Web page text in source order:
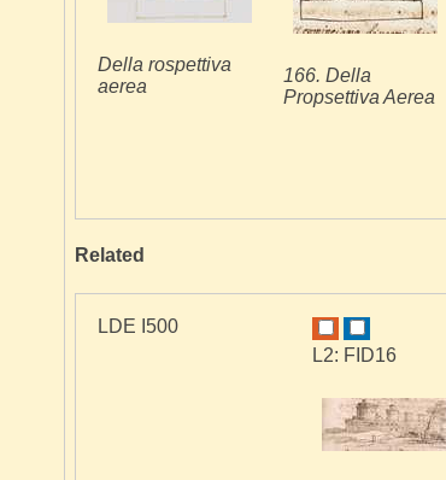
Della rospettiva
aerea
166. Della
Propsettiva Aerea
Related
LDE I500
L2: FID16